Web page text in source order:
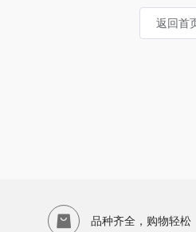
返回首
品种齐全，购物轻松